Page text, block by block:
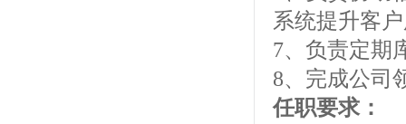
系统提升客
7、负责定期
8、完成公司
任职要求：